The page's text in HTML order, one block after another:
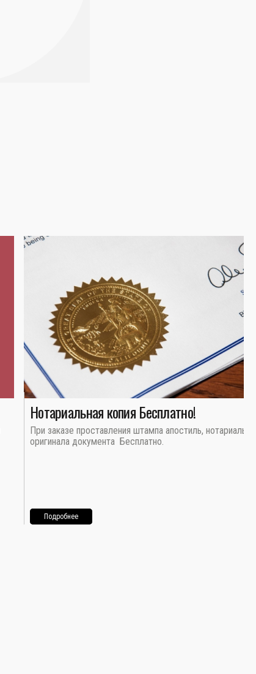
Нотариальная копия Бесплатно!
При заказе проставления штампа апостиль,
оригинала документа Бесплатно.
Подробнее